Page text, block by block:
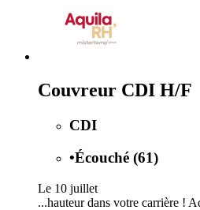
Couvreur CDI H/F
CDI
•Écouché (61)
Le 10 juillet
...hauteur dans votre carrière !